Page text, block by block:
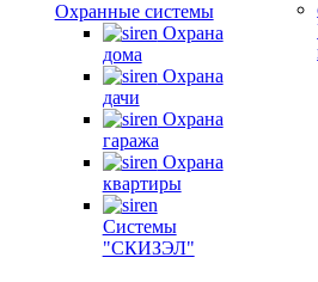
Охранные системы
Охрана
дома
Охрана
дачи
Охрана
гаража
Охрана
квартиры
Системы
"СКИЗЭЛ"